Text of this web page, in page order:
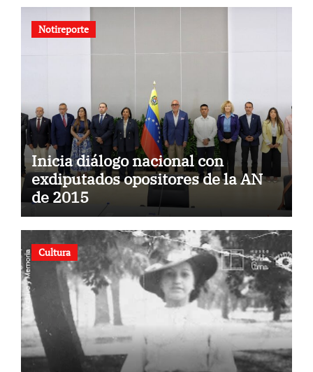
Notireporte
Inicia diálogo nacional con
exdiputados opositores de la AN
de 2015
Cultura